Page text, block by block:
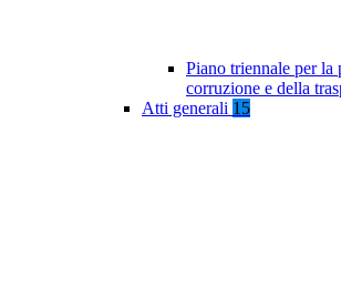
Piano triennale per la
corruzione e della
Atti generali 15